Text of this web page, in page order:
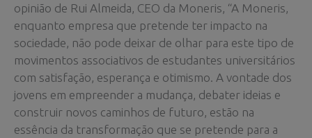
opinião de Rui Almeida, CEO da Moneris, “A Moneris,
enquanto empresa que pretende ter impacto na
sociedade, não pode deixar de olhar para este tipo de
movimentos associativos de estudantes universitários
com satisfação, esperança e otimismo. A vontade dos
jovens em empreender a mudança, debater ideias e
construir novos caminhos de futuro, estão na
essência da transformação que se pretende para a